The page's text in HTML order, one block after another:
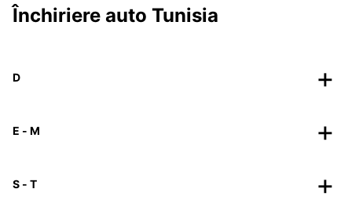
Închiriere auto Tunisia
D
E - M
S - T